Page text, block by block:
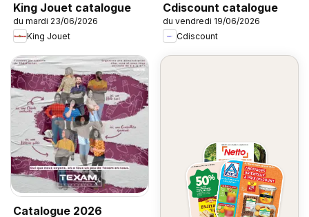
King Jouet catalogue
du mardi 23/06/2026
King Jouet
Cdiscount catalogue
du vendredi 19/06/2026
Cdiscount
Catalogue 2026